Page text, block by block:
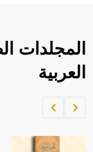
المجلدات
العربية